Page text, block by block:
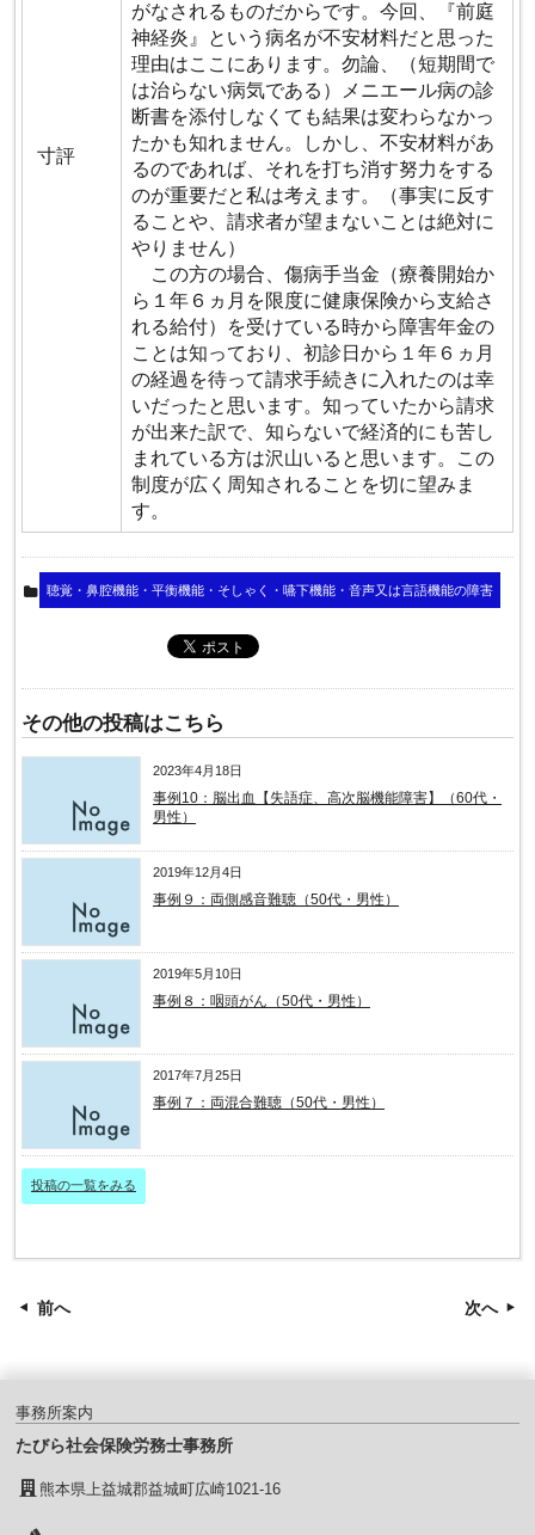
寸評
がなされるものだからです。今回、『前庭
神経炎』という病名が不安材料だと思った
理由はここにあります。勿論、（短期間で
は治らない病気である）メニエール病の診
断書を添付しなくても結果は変わらなかっ
たかも知れません。しかし、不安材料があ
るのであれば、それを打ち消す努力をする
のが重要だと私は考えます。（事実に反す
ることや、請求者が望まないことは絶対に
やりません）
この方の場合、傷病手当金（療養開始か
ら１年６ヵ月を限度に健康保険から支給さ
れる給付）を受けている時から障害年金の
ことは知っており、初診日から１年６ヵ月
の経過を待って請求手続きに入れたのは幸
いだったと思います。知っていたから請求
が出来た訳で、知らないで経済的にも苦し
まれている方は沢山いると思います。この
制度が広く周知されることを切に望みま
す。
聴覚・鼻腔機能・平衡機能・そしゃく・嚥下機能・音声又は言語機能の障害
その他の投稿はこちら
2023年4月18日
事例10：脳出血【失語症、高次脳機能障害】（60代・
男性）
2019年12月4日
事例９：両側感音難聴（50代・男性）
2019年5月10日
事例８：咽頭がん（50代・男性）
2017年7月25日
事例７：両混合難聴（50代・男性）
投稿の一覧をみる
前へ 次へ
事務所案内
たびら社会保険労務士事務所
熊本県上益城郡益城町広崎1021-16